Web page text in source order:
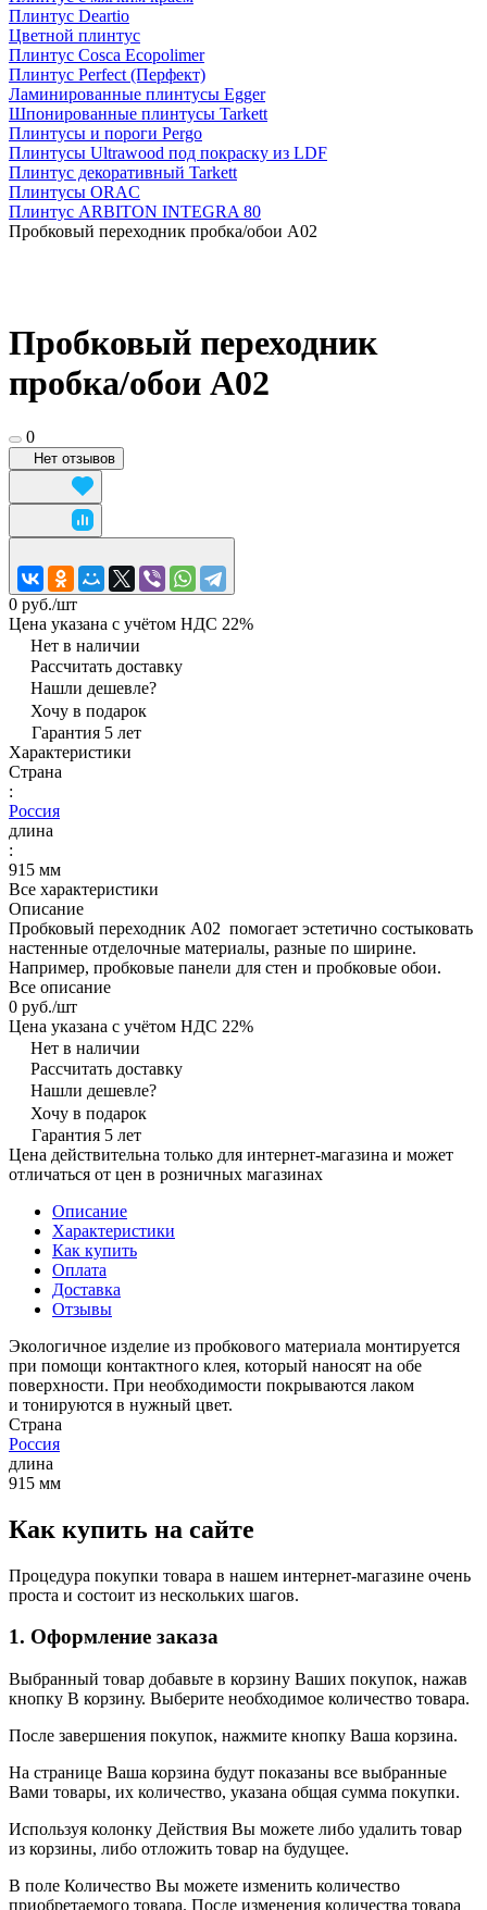
Плинтус Deartio
Цветной плинтус
Плинтус Cosca Ecopolimer
Плинтус Perfect (Перфект)
Ламинированные плинтусы Egger
Шпонированные плинтусы Tarkett
Плинтусы и пороги Pergo
Плинтусы Ultrawood под покраску из LDF
Плинтус декоративный Tarkett
Плинтусы ORAC
Плинтус ARBITON INTEGRA 80
Пробковый переходник пробка/обои А02
Пробковый переходник
пробка/обои А02
0
Нет отзывов
0 руб./шт
Цена указана с учётом НДС 22%
Нет в наличии
Рассчитать доставку
Нашли дешевле?
Хочу в подарок
Гарантия 5 лет
Характеристики
Страна
:
Россия
длина
:
915 мм
Все характеристики
Описание
Пробковый переходник А02 помогает эстетично состыковать
настенные отделочные материалы, разные по ширине.
Например, пробковые панели для стен и пробковые обои.
Все описание
0 руб./шт
Цена указана с учётом НДС 22%
Нет в наличии
Рассчитать доставку
Нашли дешевле?
Хочу в подарок
Гарантия 5 лет
Цена действительна только для интернет-магазина и может
отличаться от цен в розничных магазинах
Описание
Характеристики
Как купить
Оплата
Доставка
Отзывы
Экологичное изделие из пробкового материала монтируется
при помощи контактного клея, который наносят на обе
поверхности. При необходимости покрываются лаком
и тонируются в нужный цвет.
Страна
Россия
длина
915 мм
Как купить на сайте
Процедура покупки товара в нашем интернет-магазине очень
проста и состоит из нескольких шагов.
1. Оформление заказа
Выбранный товар добавьте в корзину Ваших покупок, нажав
кнопку В корзину. Выберите необходимое количество товара.
После завершения покупок, нажмите кнопку Ваша корзина.
На странице Ваша корзина будут показаны все выбранные
Вами товары, их количество, указана общая сумма покупки.
Используя колонку Действия Вы можете либо удалить товар
из корзины, либо отложить товар на будущее.
В поле Количество Вы можете изменить количество
приобретаемого товара. После изменения количества товара